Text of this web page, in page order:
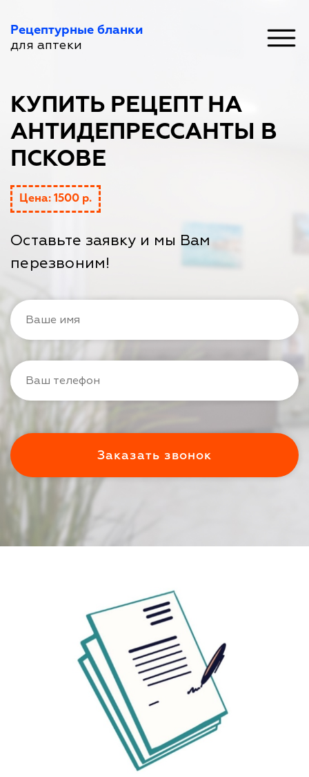
Рецептурные бланки
для аптеки
КУПИТЬ РЕЦЕПТ НА
АНТИДЕПРЕССАНТЫ В
ПСКОВЕ
Цена: 1500 р.
Оставьте заявку и мы Вам
перезвоним!